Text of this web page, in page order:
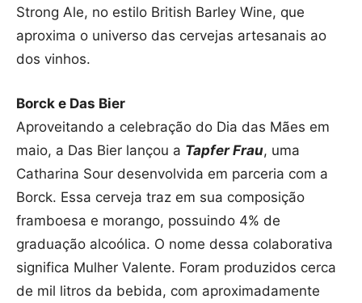
Strong Ale, no estilo British Barley Wine, que
aproxima o universo das cervejas artesanais ao
dos vinhos.
Borck e Das Bier
Aproveitando a celebração do Dia das Mães em
maio, a Das Bier lançou a Tapfer Frau, uma
Catharina Sour desenvolvida em parceria com a
Borck. Essa cerveja traz em sua composição
framboesa e morango, possuindo 4% de
graduação alcoólica. O nome dessa colaborativa
significa Mulher Valente. Foram produzidos cerca
de mil litros da bebida, com aproximadamente